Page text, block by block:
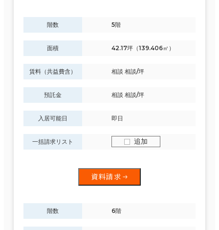
階数 5階
面積 42.17坪（139.406㎡）
賃料（共益費含） 相談 相談/坪
預託金 相談 相談/坪
入居可能日 即日
一括請求リスト 追加
資料請求
階数 6階